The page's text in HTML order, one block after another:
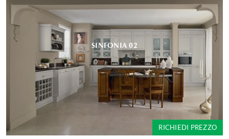
SINFONIA 02
RICHIEDI PREZZO